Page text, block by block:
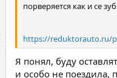
порверяется как и се
https://reduktorauto.ru/
Я понял, буду
и особо не поездила,